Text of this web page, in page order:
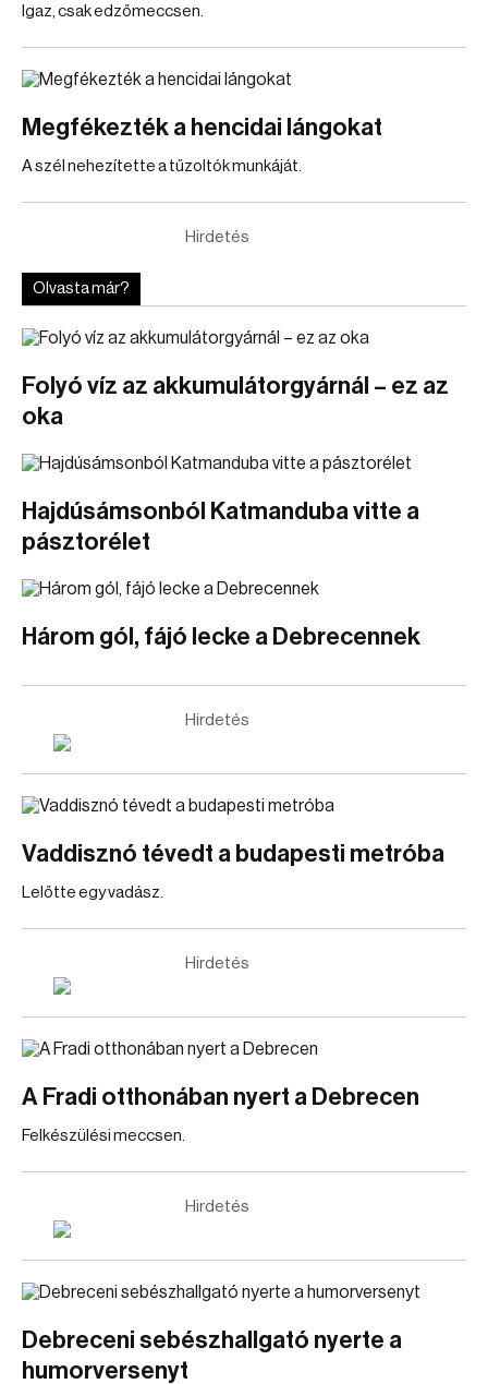
Igaz, csak edzőmeccsen.
Megfékezték a hencidai lángokat
A szél nehezítette a tűzoltók munkáját.
Hirdetés
Olvasta már?
Folyó víz az akkumulátorgyárnál – ez az
oka
Hajdúsámsonból Katmanduba vitte a
pásztorélet
Három gól, fájó lecke a Debrecennek
Hirdetés
Vaddisznó tévedt a budapesti metróba
Lelőtte egy vadász.
Hirdetés
A Fradi otthonában nyert a Debrecen
Felkészülési meccsen.
Hirdetés
Debreceni sebészhallgató nyerte a
humorversenyt